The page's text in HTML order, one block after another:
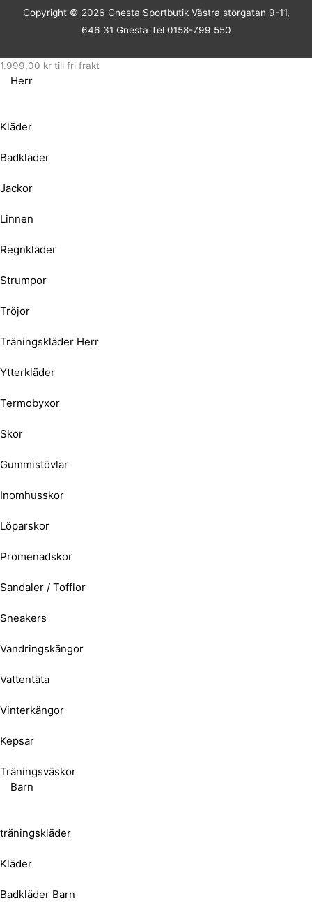
Copyright © 2026 Gnesta SportbutikVästra storgatan 9-11,
646 31 Gnesta Tel 0158-799 550
1.999,00 kr till fri frakt
Herr
Kläder
Badkläder
Jackor
Linnen
Regnkläder
Strumpor
Tröjor
Träningskläder Herr
Ytterkläder
Termobyxor
Skor
Gummistövlar
Inomhusskor
Löparskor
Promenadskor
Sandaler / Tofflor
Sneakers
Vandringskängor
Vattentäta
Vinterkängor
Kepsar
Träningsväskor
Barn
träningskläder
Kläder
Badkläder Barn